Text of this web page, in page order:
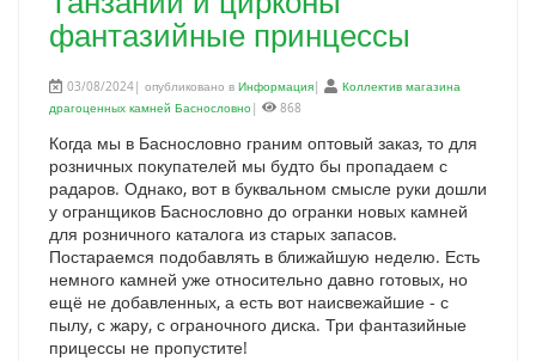
фантазийные принцессы
03/08/2024| опубликовано в Информация|
Коллектив магазина
драгоценных камней Баснословно| 868
Когда мы в Баснословно граним оптовый заказ, то для
розничных покупателей мы будто бы пропадаем с
радаров. Однако, вот в буквальном смысле руки дошли
у огранщиков Баснословно до огранки новых камней
для розничного каталога из старых запасов.
Постараемся подобавлять в ближайшую неделю. Есть
немного камней уже относительно давно готовых, но
ещё не добавленных, а есть вот наисвежайшие - с
пылу, с жару, с ограночного диска. Три фантазийные
прицессы не пропустите!